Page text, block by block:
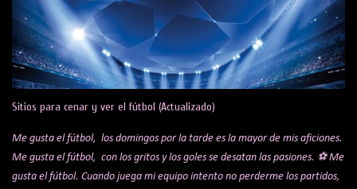
a
r
i
o
s
Sitios para cenar y ver el fútbol (Actualizado)
Me gusta el fútbol, los domingos por la tarde es la mayor de mis aficiones.
Me gusta el fútbol, con los gritos y los goles se desatan las pasiones. ⚽ Me
gusta el fútbol. Cuando juega mi equipo intento no perderme los partidos,